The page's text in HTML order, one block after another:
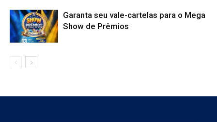
Garanta seu vale-cartelas para o Mega
Show de Prêmios